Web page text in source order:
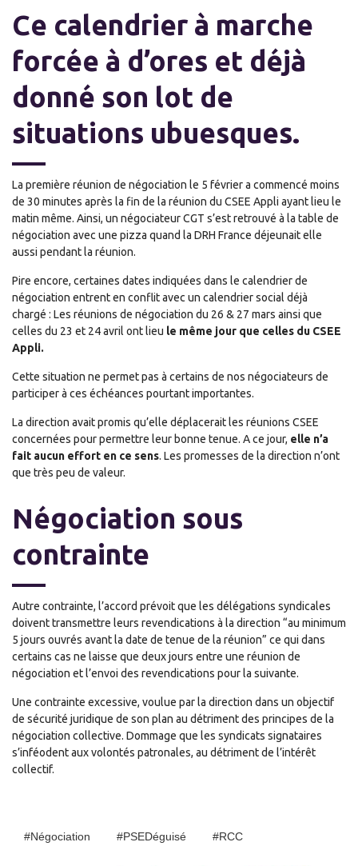
Ce calendrier à marche
forcée à d’ores et déjà
donné son lot de
situations ubuesques.
La première réunion de négociation le 5 février a commencé moins
de 30 minutes après la fin de la réunion du CSEE Appli ayant lieu le
matin même. Ainsi, un négociateur CGT s’est retrouvé à la table de
négociation avec une pizza quand la DRH France déjeunait elle
aussi pendant la réunion.
Pire encore, certaines dates indiquées dans le calendrier de
négociation entrent en conflit avec un calendrier social déjà
chargé : Les réunions de négociation du 26 & 27 mars ainsi que
celles du 23 et 24 avril ont lieu le même jour que celles du CSEE
Appli.
Cette situation ne permet pas à certains de nos négociateurs de
participer à ces échéances pourtant importantes.
La direction avaitpromis qu’elle déplacerait les réunions CSEE
concernées pour permettre leur bonne tenue. A ce jour, elle n’a
fait aucun effort en ce sens. Les promesses de la direction n’ont
que très peu de valeur.
Négociation sous
contrainte
Autre contrainte, l’accord prévoit que les délégations syndicales
doivent transmettre leurs revendications à la direction “au minimum
5 jours ouvrés avant la date de tenue de la réunion” ce qui dans
certains cas ne laisse que deux jours entre une réunion de
négociation et l’envoi des revendications pour la suivante.
Une contrainte excessive, voulue par la direction dans un objectif
de sécurité juridique de son plan au détriment des principes de la
négociation collective. Dommage que les syndicats signataires
s’inféodent aux volontés patronales, au détriment de l’intérêt
collectif.
#Négociation #PSEDéguisé #RCC